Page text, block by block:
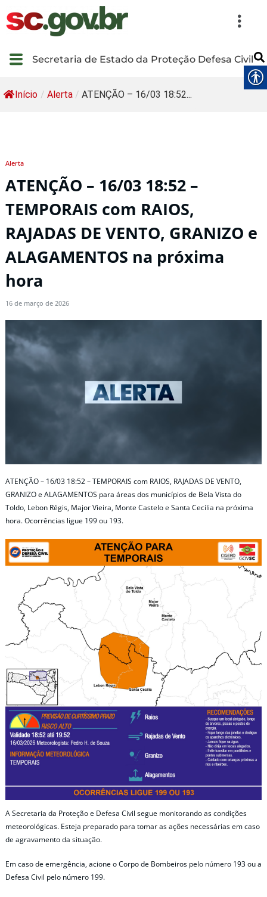
Secretaria de Estado da Proteção Defesa Civil
Início / Alerta / ATENÇÃO – 16/03 18:52...
Alerta
ATENÇÃO – 16/03 18:52 –
TEMPORAIS com RAIOS,
RAJADAS DE VENTO, GRANIZO e
ALAGAMENTOS na próxima
hora
16 de março de 2026
ATENÇÃO – 16/03 18:52 – TEMPORAIS com RAIOS, RAJADAS DE VENTO,
GRANIZO e ALAGAMENTOS para áreas dos municípios de Bela Vista do
Toldo, Lebon Régis, Major Vieira, Monte Castelo e Santa Cecília na próxima
hora. Ocorrências ligue 199 ou 193.
A Secretaria da Proteção e Defesa Civil segue monitorando as condições
meteorológicas. Esteja preparado para tomar as ações necessárias em caso
de agravamento da situação.
Em caso de emergência, acione o Corpo de Bombeiros pelo número 193 ou a
Defesa Civil pelo número 199.